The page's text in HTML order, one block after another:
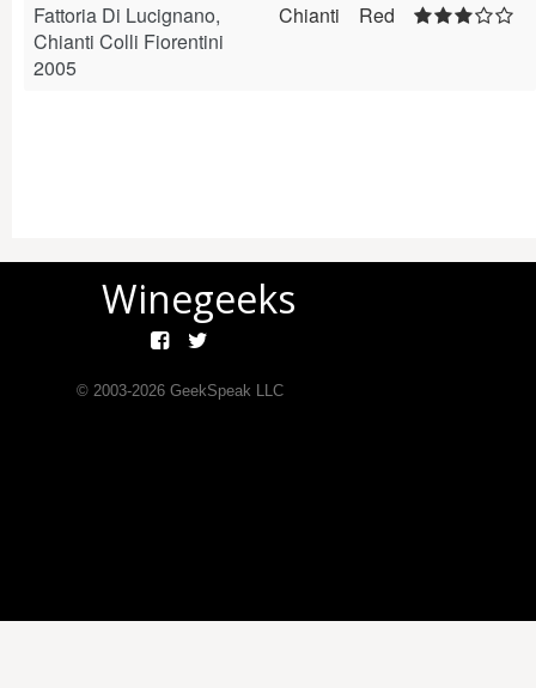
Fattoria Di Lucignano,
Chianti Colli Fiorentini
2005
Chianti Red
Winegeeks
© 2003-2026GeekSpeak LLC